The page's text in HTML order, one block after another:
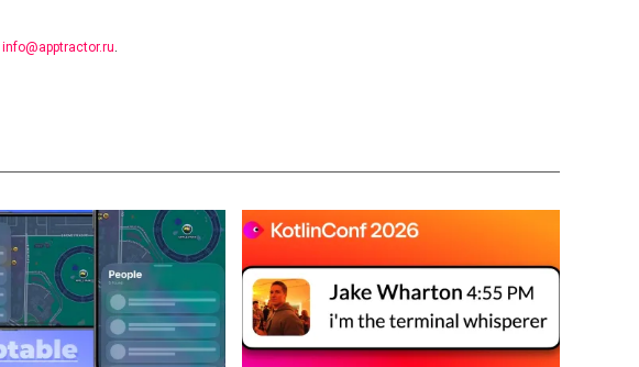
info@apptractor.ru